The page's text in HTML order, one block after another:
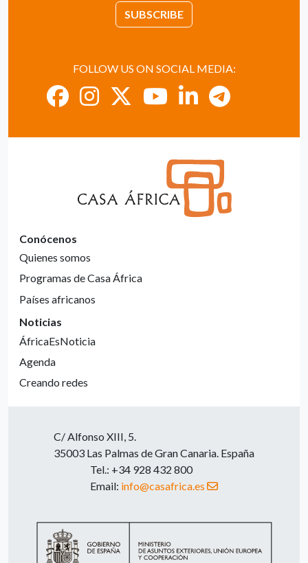
SUBSCRIBE
FOLLOW US ON SOCIAL MEDIA:
Conócenos
Quienes somos
Programas de Casa África
Países africanos
Noticias
ÁfricaEsNoticia
Agenda
Creando redes
C/ Alfonso XIII, 5.
35003 Las Palmas de Gran Canaria. España
Tel.: +34 928 432 800
Email: info@casafrica.es